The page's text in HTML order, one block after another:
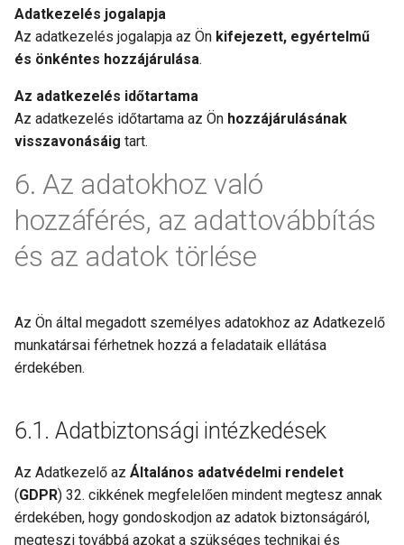
Adatkezelés jogalapja
Az adatkezelés jogalapja az Ön kifejezett, egyértelmű
és önkéntes hozzájárulása.
Az adatkezelés időtartama
Az adatkezelés időtartama az Ön hozzájárulásának
visszavonásáig tart.
Az adatokhoz való
hozzáférés, az adattovábbítás
és az adatok törlése
Az Ön által megadott személyes adatokhoz az Adatkezelő
munkatársai férhetnek hozzá a feladataik ellátása
érdekében.
Adatbiztonsági intézkedések
Az Adatkezelő az Általános adatvédelmi rendelet
(GDPR) 32. cikkének megfelelően mindent megtesz annak
érdekében, hogy gondoskodjon az adatok biztonságáról,
megteszi továbbá azokat a szükséges technikai és